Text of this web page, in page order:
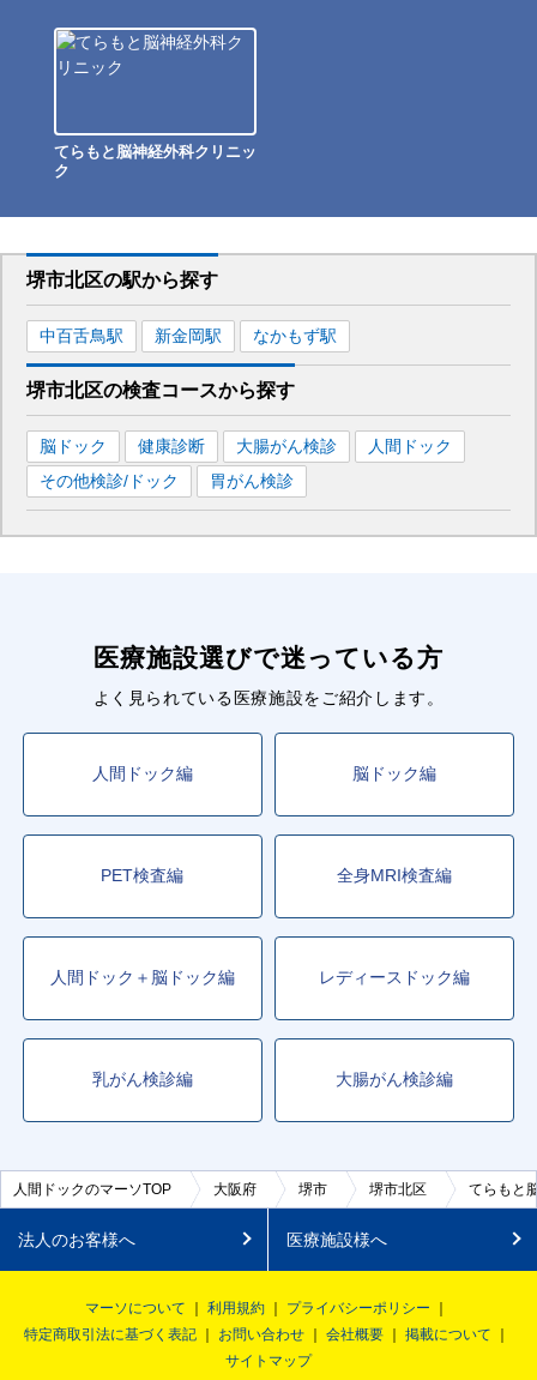
てらもと脳神経外科クリニッ
ク
堺市北区の駅から探す
中百舌鳥駅 新金岡駅 なかもず駅
堺市北区の検査コースから探す
脳ドック 健康診断 大腸がん検診
人間ドック
その他検診/ドック
胃がん検診
医療施設選びで迷っている方
よく見られている医療施設をご紹介します。
人間ドック編 脳ドック編
PET検査編 全身MRI検査編
人間ドック＋脳ドック編 レディースドック編
乳がん検診編 大腸がん検診編
人間ドックのマーソTOP 大阪府 堺市 堺市北区 てらもと
法人のお客様へ 医療施設様へ
マーソについて 利用規約
プライバシーポリシー
特定商取引法に基づく表記
お問い合わせ 会社概要
掲載について
サイトマップ